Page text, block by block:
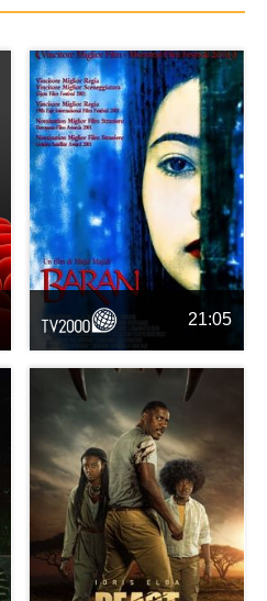
21:05